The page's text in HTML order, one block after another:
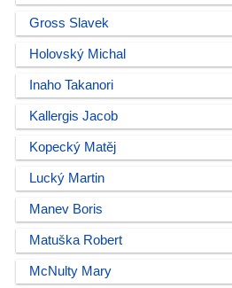
Gross Slavek
Holovský Michal
Inaho Takanori
Kallergis Jacob
Kopecký Matěj
Lucký Martin
Manev Boris
Matuška Robert
McNulty Mary